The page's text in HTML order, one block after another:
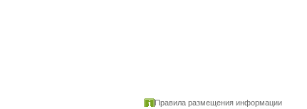
Правила размещения информации